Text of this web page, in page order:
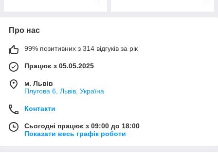
Про нас
99% позитивних з 314 відгуків за рік
Працює з 05.05.2025
м. Львів
Плугова 6, Львів, Україна
Контакти
Сьогодні працює з 09:00 до 18:00
Показати весь графік роботи